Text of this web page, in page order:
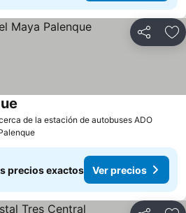
Compartir
de la estación de autobuses ADO
precios exactos Ver precios